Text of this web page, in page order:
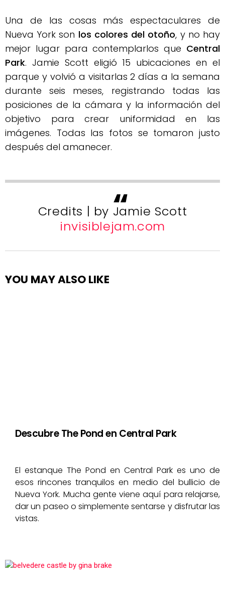
Una de las cosas más espectaculares de
Nueva York son los colores del otoño, y no hay
mejor lugar para contemplarlos que Central
Park. Jamie Scott eligió 15 ubicaciones en el
parque y volvió a visitarlas 2 días a la semana
durante seis meses, registrando todas las
posiciones de la cámara y la información del
objetivo para crear uniformidad en las
imágenes. Todas las fotos se tomaron justo
después del amanecer.
Credits | by Jamie Scott
invisiblejam.com
YOU MAY ALSO LIKE
Descubre The Pond en Central Park
El estanque The Pond en Central Park es uno de
esos rincones tranquilos en medio del bullicio de
Nueva York. Mucha gente viene aquí para relajarse,
dar un paseo o simplemente sentarse y disfrutar las
vistas.